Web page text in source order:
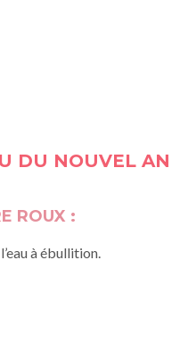
DU NOUVEL AN
ROUX :
à ébullition.